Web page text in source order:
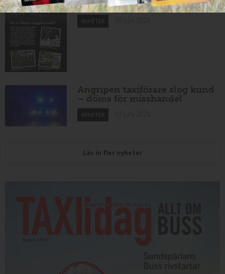
taxibil?
NYHETER
Angripen taxiförare slog kund
– döms för misshandel
NYHETER
Läs in fler nyheter